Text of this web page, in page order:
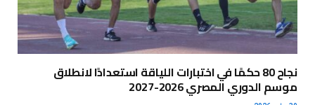
نجاح 80 حكمًا في اختبارات اللياقة استعدادًا لانطلاق
موسم الدوري المصري 2026-2027